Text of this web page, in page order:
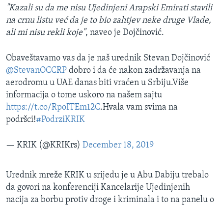
"Kazali su da me nisu Ujedinjeni Arapski Emirati stavili
na crnu listu već da je to bio zahtjev neke druge Vlade,
ali mi nisu rekli koje", naveo je Dojčinović.
Obaveštavamo vas da je naš urednik Stevan Dojčinović
@StevanOCCRP dobro i da će nakon zadržavanja na
aerodromu u UAE danas biti vraćen u Srbiju.Više
informacija o tome uskoro na našem sajtu
https://t.co/RpoITEm12C.Hvala vam svima na
podršci!#PodrziKRIK
— KRIK (@KRIKrs) December 18, 2019
Urednik mreže KRIK u srijedu je u Abu Dabiju trebalo
da govori na konferenciji Kancelarije Ujedinjenih
nacija za borbu protiv droge i kriminala i to na panelu o